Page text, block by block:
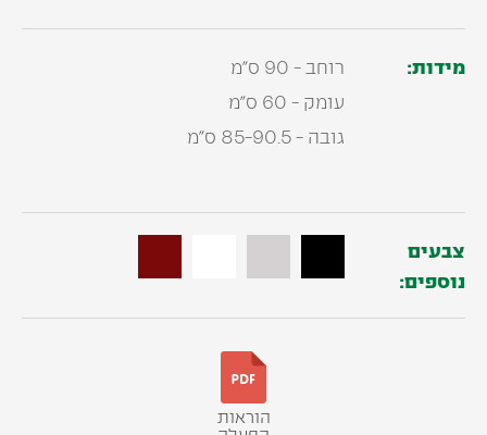
מידות:
רוחב - 90 ס"מ
עומק - 60 ס"מ
גובה - 85-90.5 ס"מ
צבעים
נוספים:
הוראות